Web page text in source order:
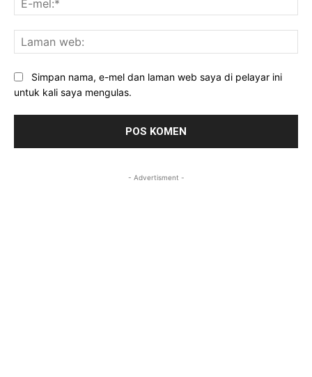
Simpan nama, e-mel dan laman web saya di pelayar ini
untuk kali saya mengulas.
- Advertisment -